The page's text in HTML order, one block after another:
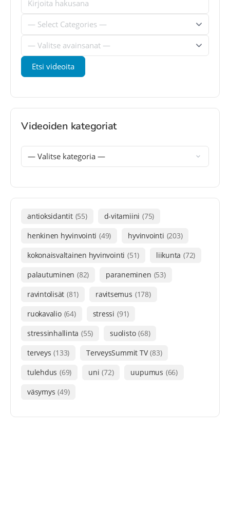
Videoiden kategoriat
antioksidantit (55) d-vitamiini (75)
henkinen hyvinvointi (49) hyvinvointi (203)
kokonaisvaltainen hyvinvointi (51) liikunta (72)
palautuminen (82) paraneminen (53)
ravintolisät (81) ravitsemus (178)
ruokavalio (64) stressi (91)
stressinhallinta (55) suolisto (68)
terveys (133) TerveysSummit TV (83)
tulehdus (69) uni (72) uupumus (66)
väsymys (49)